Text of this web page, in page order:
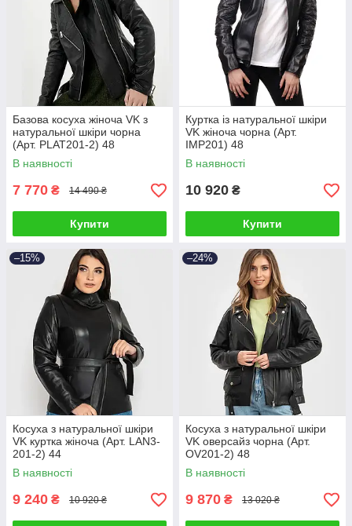
Базова косуха жіноча VK з
натуральної шкіри чорна
(Арт. PLAT201-2) 48
В наявності
7 770 ₴ 14 490 ₴
Купити
Куртка із натуральної шкіри
VK жіноча чорна (Арт.
IMP201) 48
В наявності
10 920 ₴
Купити
–15%
Косуха з натуральної шкіри
VK куртка жіноча (Арт. LAN3-
201-2) 44
В наявності
9 240 ₴ 10 920 ₴
–24%
Косуха з натуральної шкіри
VK оверсайз чорна (Арт.
OV201-2) 48
В наявності
9 870 ₴ 13 020 ₴